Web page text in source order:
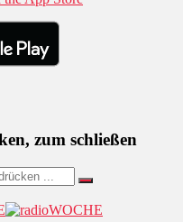
zum schließen